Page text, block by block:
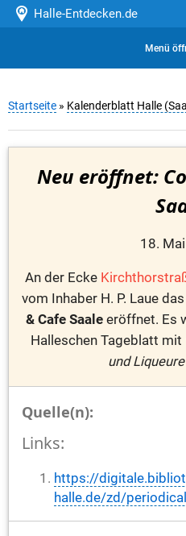
Halle-Entdecken.de
Menü
Startseite » Kalenderblatt Halle
Neu eröffnet:
18.
An der Ecke
vom Inhaber H. P. Laue
& Cafe Saaleeröffnet. Es
Halleschen Tageblatt mit
und Liqueure
Quelle(n):
Links:
https://
halle.de/zd/